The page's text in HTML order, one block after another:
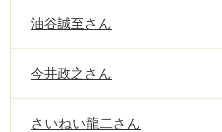
油谷誠至さん
今井政之さん
さいねい龍二さん